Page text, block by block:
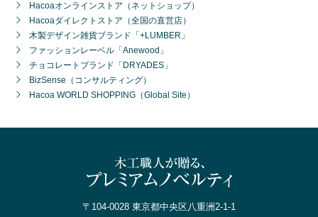
Hacoaオンラインストア（ネットショップ）
Hacoaダイレクトストア（全国の直営店）
木製デザイン雑貨ブランド「+LUMBER」
ファッションレーベル「Anewood」
チョコレートブランド「DRYADES」
BizSense（コンサルティング）
Hacoa WORLD SHOPPING（Global Site）
〒104-0028 東京都中央区八重洲2-1-1